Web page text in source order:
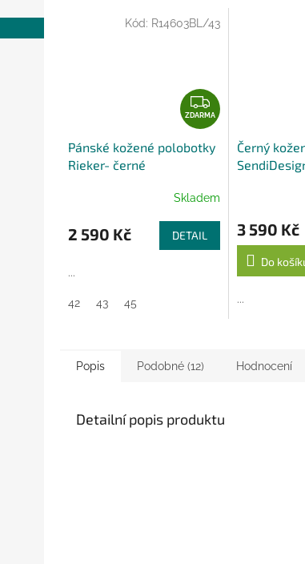
Z
D
R
A
ZDARMA
Pánské kožené polobotky
Rieker- černé
Skladem
2 590 Kč DETAIL
...
42 43 45
Kód: R14603BL/43
Černý
3 590 Kč
Do
...
Popis Podobné (12) Hodnocení
Detailní popis produktu